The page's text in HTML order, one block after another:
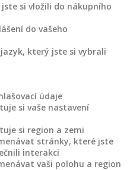
si vložili do nákupního
do vašeho
který jste si vybrali
údaje
si vaše nastavení
si region a zemi
stránky, které jste
interakci
vaši polohu a region